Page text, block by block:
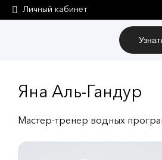
Личный кабинет
Яна Аль-Гандур
Мастер-тренер водных